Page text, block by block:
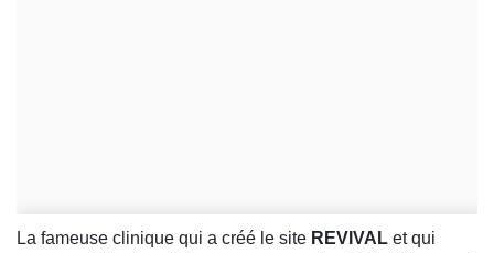
La fameuse clinique qui a créé le site REVIVAL et qui